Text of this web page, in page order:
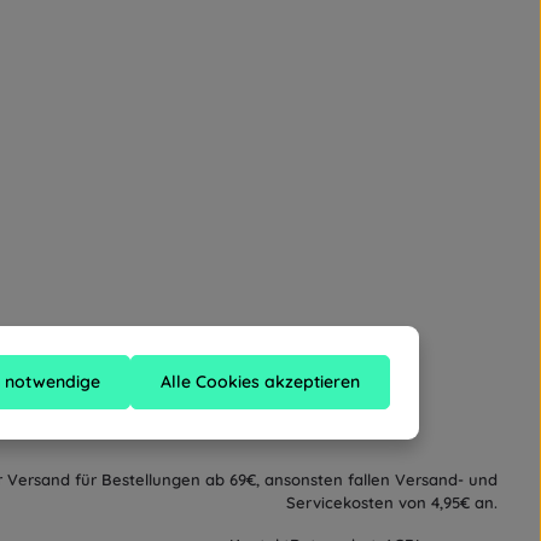
für Bestellungen ab 69€, ansonsten fallen Versand- und
Servicekosten von 4,95€ an.
notwendige Alle Cookies akzeptieren